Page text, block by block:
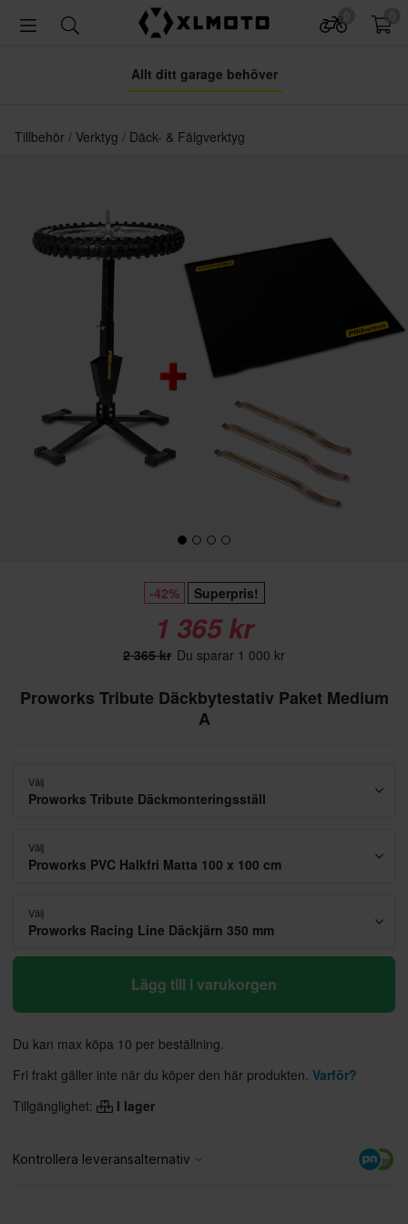
Allt ditt garage behöver
Tillbehör Verktyg Däck- & Fälgverktyg
-42% Superpris!
1 365 kr
2 365 kr Du sparar 1 000 kr
Proworks Tribute Däckbytestativ Paket Medium
A
Välj
Proworks Tribute Däckmonteringsställ
Välj
Proworks PVC Halkfri Matta 100 x 100 cm
Välj
Proworks Racing Line Däckjärn 350 mm
Lägg till i varukorgen
Du kan max köpa 10 per beställning.
Fri frakt gäller inte när du köper den här produkten. Varför?
Tillgänglighet:
I lager